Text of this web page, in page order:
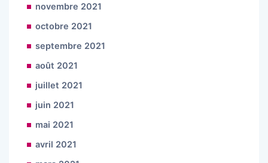
novembre 2021
octobre 2021
septembre 2021
août 2021
juillet 2021
juin 2021
mai 2021
avril 2021